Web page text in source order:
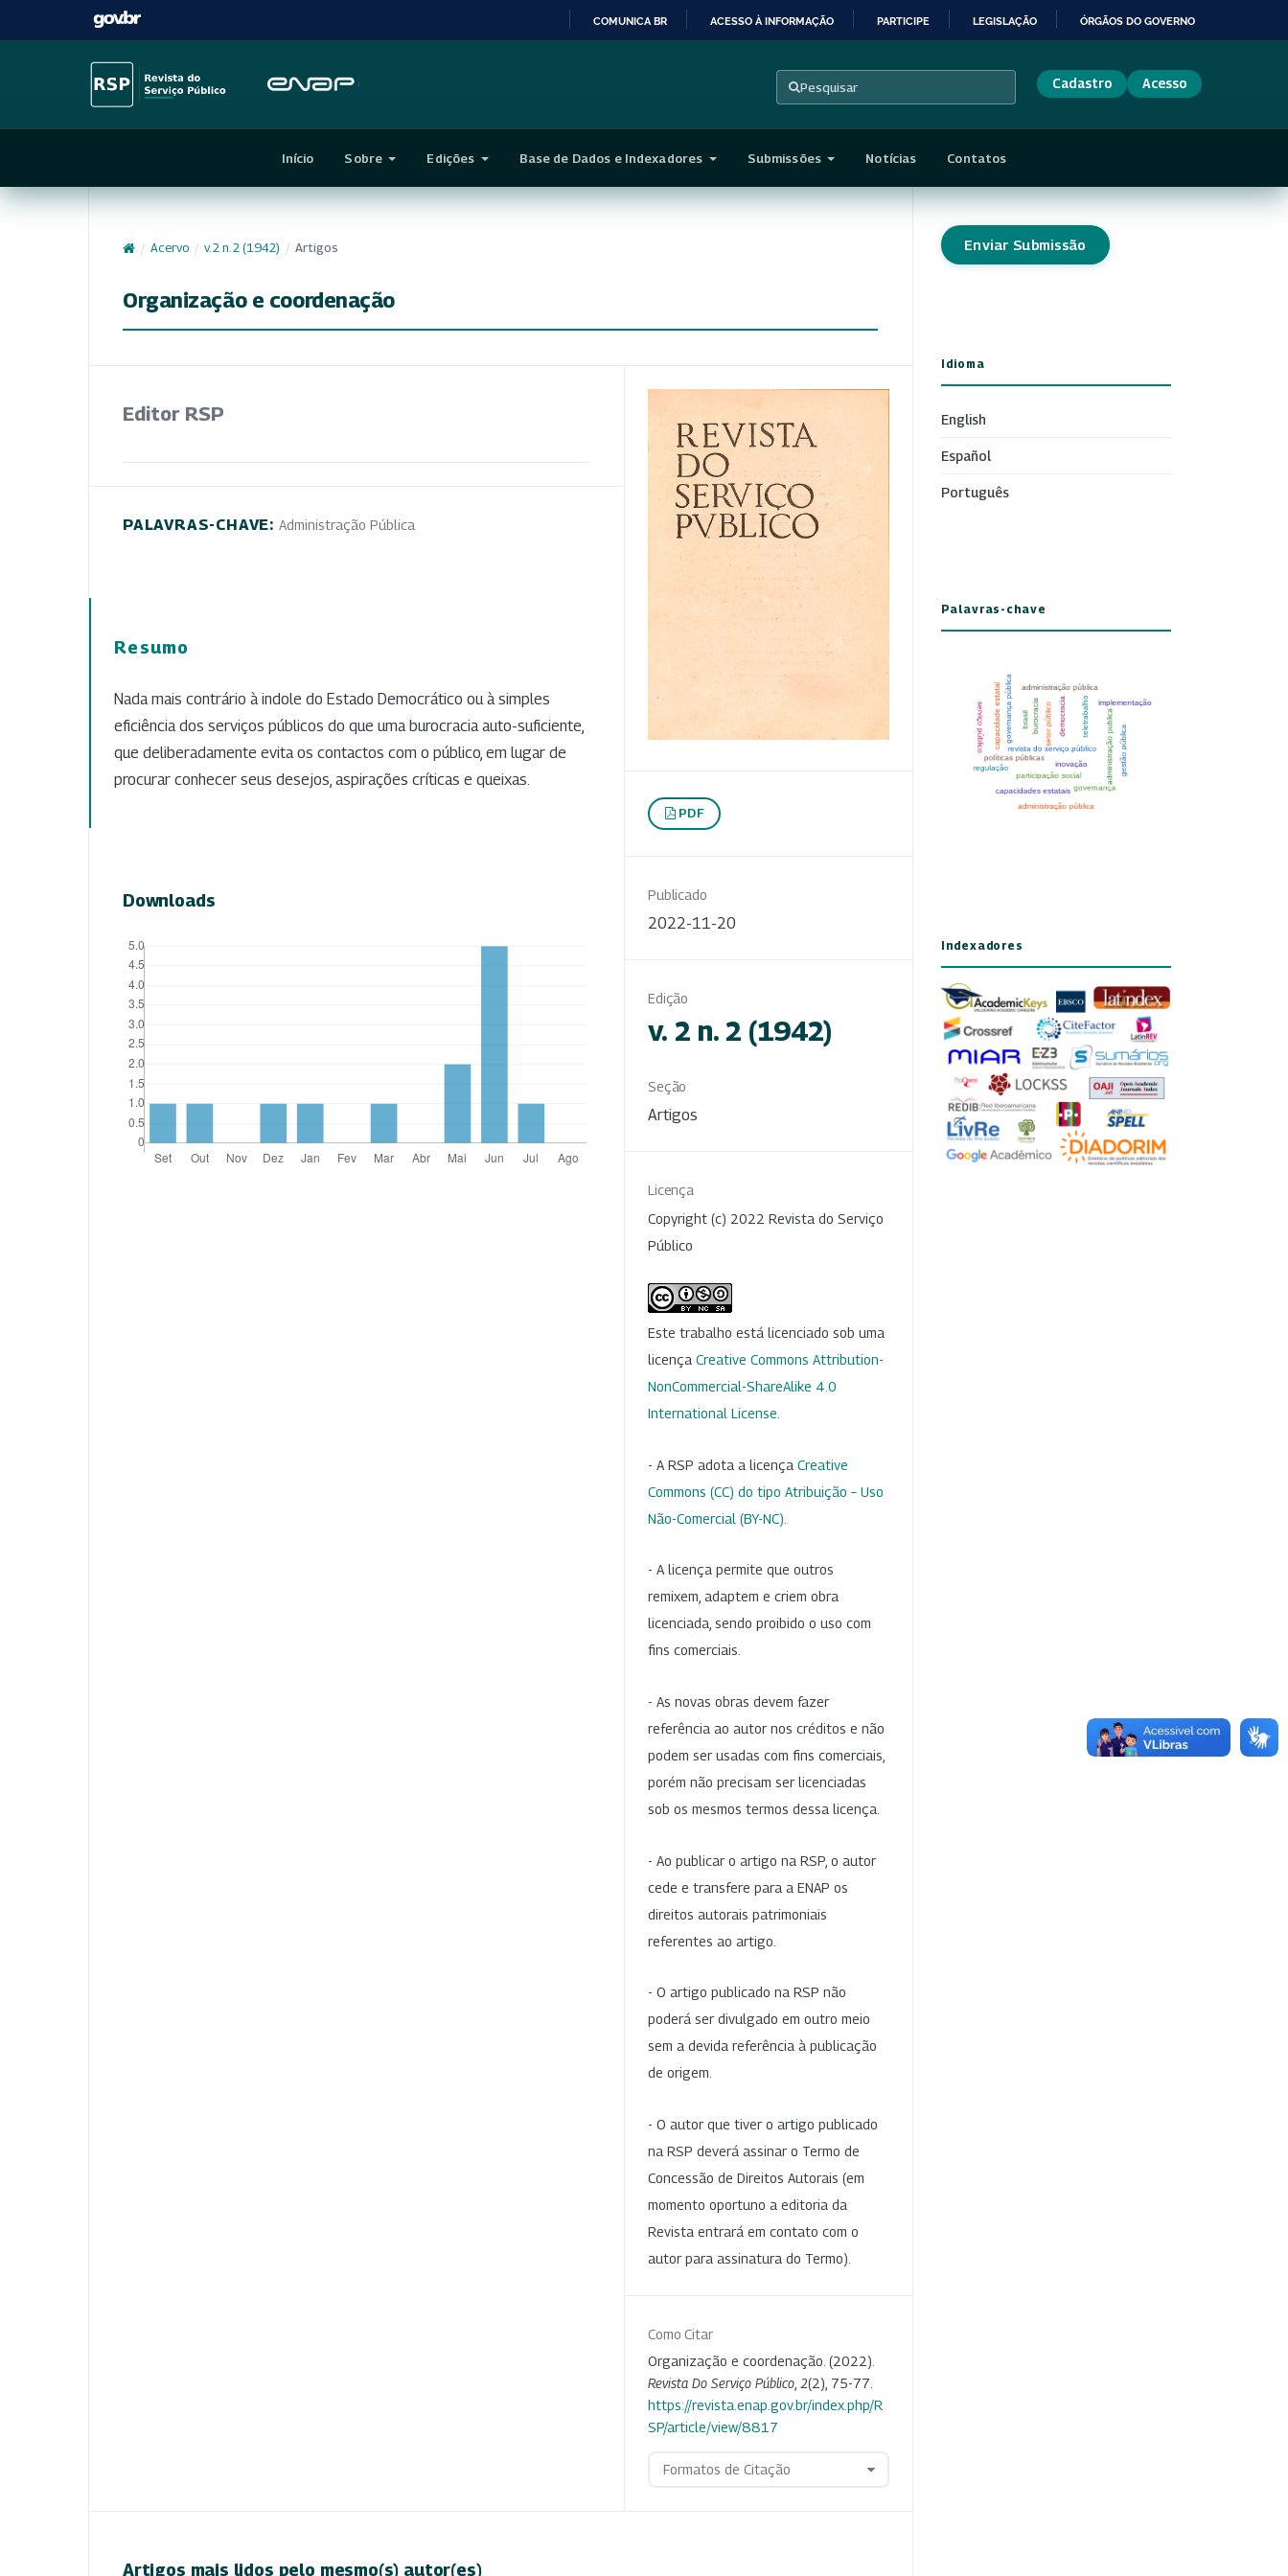
CONTEÚDO
COMUNICA BR ACESSO À INFORMAÇÃO PARTICIPE LEGISLAÇÃO ÓRGÃOS DO GOVERNO
Pesquisar Cadastro Acesso
Início Sobre Edições Base de Dados e Indexadores Submissões Notícias Contatos
/ Acervo / v. 2 n. 2 (1942) / Artigos
Organização e coordenação
Editor RSP
PALAVRAS-CHAVE: Administração Pública
Resumo
Nada mais contrário à indole do Estado Democrático ou à simples
eficiência dos serviços públicos do que uma burocracia auto-suficiente,
que deliberadamente evita os contactos com o público, em lugar de
procurar conhecer seus desejos, aspirações críticas e queixas.
Downloads
PDF
Publicado
2022-11-20
Edição
v. 2 n. 2 (1942)
Seção
Artigos
Licença
Copyright (c) 2022 Revista do Serviço
Público
Este trabalho está licenciado sob uma
licença Creative Commons Attribution-
NonCommercial-ShareAlike 4.0
International License
- A RSP adota a licença Creative
Commons (CC) do tipo Atribuição – Uso
Não-Comercial (BY-NC)
- A licença permite que outros
remixem, adaptem e criem obra
licenciada, sendo proibido o uso com
fins comerciais.
- As novas obras devem fazer
referência ao autor nos créditos e não
podem ser usadas com fins comerciais,
porém não precisam ser licenciadas
sob os mesmos termos dessa licença.
- Ao publicar o artigo na RSP, o autor
cede e transfere para a ENAP os
direitos autorais patrimoniais
referentes ao artigo.
- O artigo publicado na RSP não
poderá ser divulgado em outro meio
sem a devida referência à publicação
de origem.
- O autor que tiver o artigo publicado
na RSP deverá assinar o Termo de
Concessão de Direitos Autorais (em
momento oportuno a editoria da
Revista entrará em contato com o
autor para assinatura do Termo).
Como Citar
Organização e coordenação. (2022).
Revista Do Serviço Público 2(2), 75-77.
https://revista.enap.gov.br/index.php/R
SP/article/view/8817
Formatos de Citação
Artigos mais lidos pelo mesmo(s) autor(es)
Enviar Submissão
Idioma
English
Español
Português
Palavras-chave
Indexadores